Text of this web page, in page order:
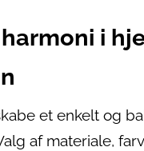
i
et enkelt og
af materiale,